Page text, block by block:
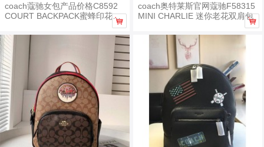
coach蔻驰女包产品价格C8592
COURT BACKPACK蜜蜂印花双

coach奥特莱斯官网蔻驰F58315
MINI CHARLIE 迷你老花双肩包
